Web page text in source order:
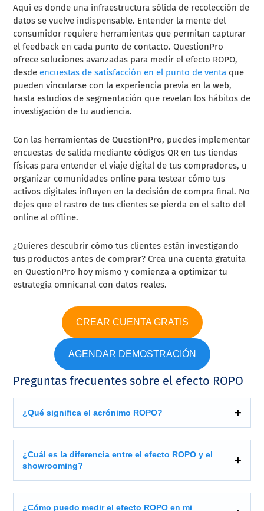
Aquí es donde una infraestructura sólida de recolección de
datos se vuelve indispensable. Entender la mente del
consumidor requiere herramientas que permitan capturar
el feedback en cada punto de contacto. QuestionPro
ofrece soluciones avanzadas para medir el efecto ROPO,
desde encuestas de satisfacción en el punto de venta que
pueden vincularse con la experiencia previa en la web,
hasta estudios de segmentación que revelan los hábitos de
investigación de tu audiencia.
Con las herramientas de QuestionPro, puedes implementar
encuestas de salida mediante códigos QR en tus tiendas
físicas para entender el viaje digital de tus compradores, u
organizar comunidades online para testear cómo tus
activos digitales influyen en la decisión de compra final. No
dejes que el rastro de tus clientes se pierda en el salto del
online al offline.
¿Quieres descubrir cómo tus clientes están investigando
tus productos antes de comprar? Crea una cuenta gratuita
en QuestionPro hoy mismo y comienza a optimizar tu
estrategia omnicanal con datos reales.
CREAR CUENTA GRATIS
AGENDAR DEMOSTRACIÓN
Preguntas frecuentes sobre el efecto ROPO
¿Qué significa el acrónimo ROPO?
¿Cuál es la diferencia entre el efecto ROPO y el
showrooming?
¿Cómo puedo medir el efecto ROPO en mi